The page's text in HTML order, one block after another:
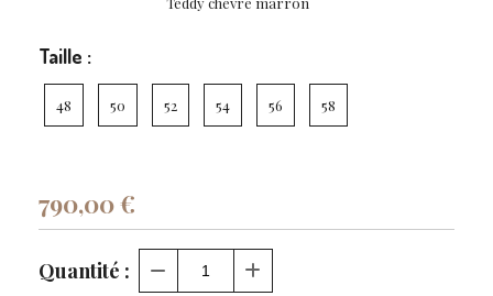
Taille :
48 50 52 54 56 58
790,00€
Quantité :